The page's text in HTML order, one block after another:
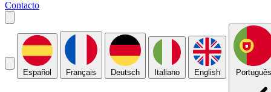
Contacto
Español Français Deutsch Italiano English Português